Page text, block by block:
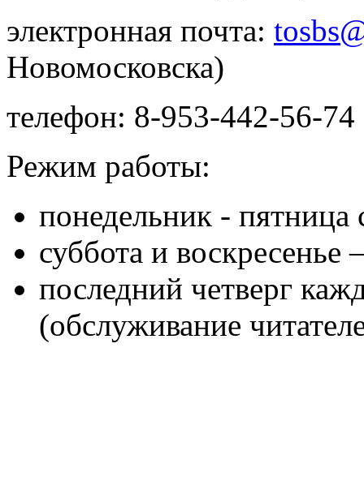
электронная почта:
Новомосковска)
телефон: 8-953-442-56-74
Режим работы:
понедельник - пятница
суббота и
последний четверг
(обслуживание